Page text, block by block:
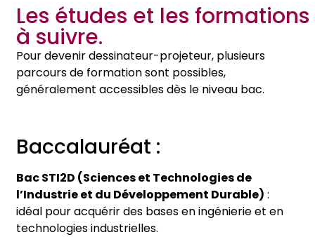
Les études et les formations
à suivre.
Pour devenir dessinateur-projeteur, plusieurs
parcours de formation sont possibles,
généralement accessibles dès le niveau bac.
Baccalauréat :
Bac STI2D (Sciences et Technologies de
l’Industrie et du Développement Durable) :
idéal pour acquérir des bases en ingénierie et en
technologies industrielles.